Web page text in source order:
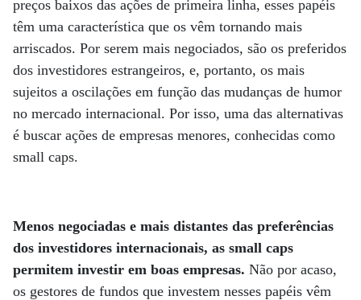
preços baixos das ações de primeira linha, esses papéis
têm uma característica que os vêm tornando mais
arriscados. Por serem mais negociados, são os preferidos
dos investidores estrangeiros, e, portanto, os mais
sujeitos a oscilações em função das mudanças de humor
no mercado internacional. Por isso, uma das alternativas
é buscar ações de empresas menores, conhecidas como
small caps.
Menos negociadas e mais distantes das preferências
dos investidores internacionais, as small caps
permitem investir em boas empresas. Não por acaso,
os gestores de fundos que investem nesses papéis vêm